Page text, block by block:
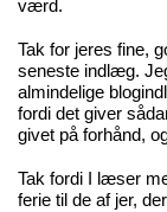
værd.
Tak for jeres fine,
seneste indlæg.
almindelige
fordi det giver
givet på forhånd,
Tak fordi I læser
ferie til de af jer,